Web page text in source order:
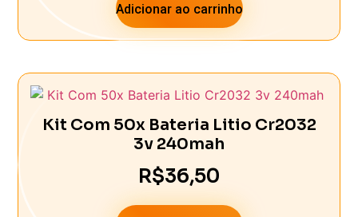
Adicionar ao carrinho
Kit Com 50x Bateria Litio Cr2032
3v 240mah
R$36,50